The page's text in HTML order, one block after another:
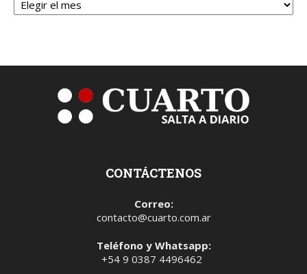
CONTÁCTENOS
Correo:
contacto@cuarto.com.ar
Teléfono y Whatsapp:
+54 9 0387 4496462